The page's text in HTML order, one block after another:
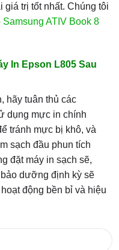
trị tốt nhất. Chúng tôi
Samsung ATIV Book 8
In Epson L805 Sau
hãy tuân thủ các
dụng mực in chính
tránh mực bị khô, và
sạch đầu phun tích
đặt máy in sạch sẽ,
dưỡng định kỳ sẽ
động bền bỉ và hiệu